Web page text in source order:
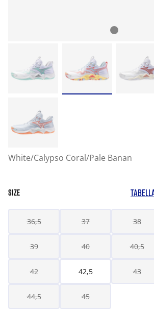
White/Calypso Coral/Pale Banan
SIZE
36,5 37 38
39 40 40,5
42 42,5 43
44,5 45